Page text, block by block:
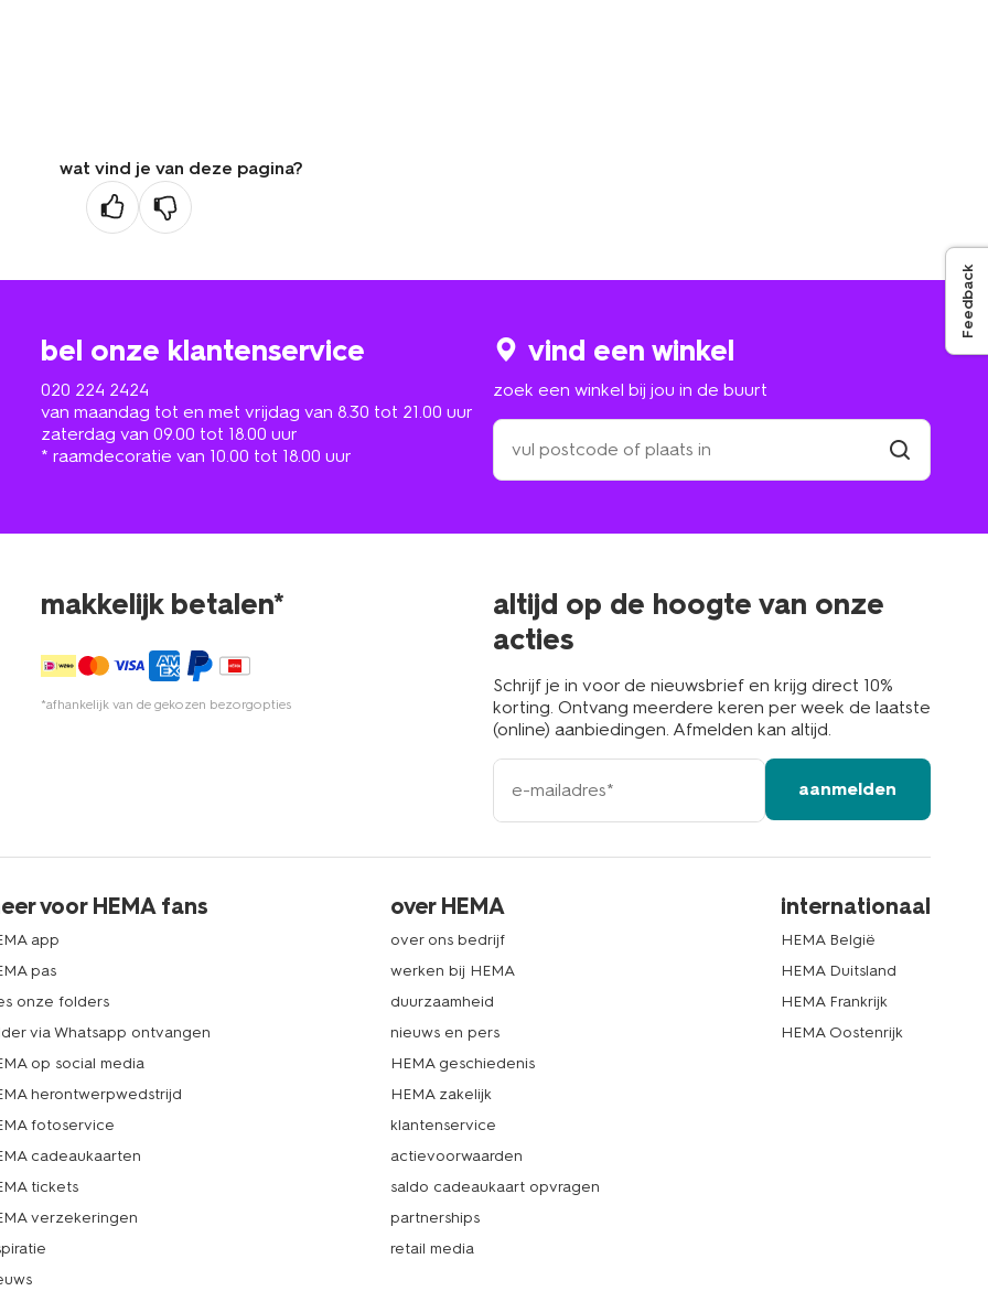
wat vind je van deze pagina?
bel onze klantenservice
020 224 2424
van maandag tot en met vrijdag van 8.30 tot 21.00 uur
zaterdag van 09.00 tot 18.00 uur
* raamdecoratie van 10.00 tot 18.00 uur
vind een winkel
zoek een winkel bij jou in de buurt
zoek
een
winkel
in
makkelijk betalen*
*afhankelijk van de gekozen bezorgopties
altijd op de hoogte van onze
acties
Schrijf je in voor de nieuwsbrief en krijg direct 10%
korting. Ontvang meerdere keren per week de laatste
(online) aanbiedingen. Afmelden kan altijd.
e-
mailadres
aanmelden
voor HEMA fans
app
pas
onze folders
via Whatsapp ontvangen
op social media
herontwerpwedstrijd
fotoservice
cadeaukaarten
tickets
verzekeringen
over HEMA
over ons bedrijf
werken bij HEMA
duurzaamheid
nieuws en pers
HEMA geschiedenis
HEMA zakelijk
klantenservice
actievoorwaarden
saldo cadeaukaart opvragen
partnerships
retail media
internationaal
HEMA België
HEMA Duitsland
HEMA Frankrijk
HEMA Oostenrijk
Feedback